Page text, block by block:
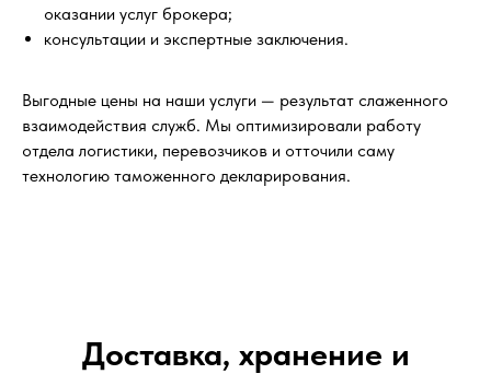
оказании услуг брокера;
консультации и экспертные заключения.
Выгодные цены на наши услуги — результат слаженного
взаимодействия служб. Мы оптимизировали работу
отдела логистики, перевозчиков и отточили саму
технологию таможенного декларирования.
Доставка, хранение и